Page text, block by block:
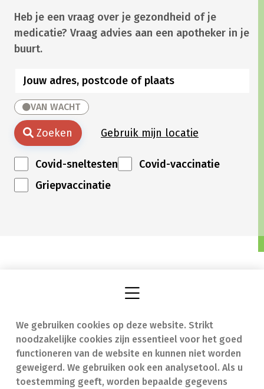
We gebruiken cookies op deze website. Strikt
noodzakelijke cookies zijn essentieel voor het goed
functioneren van de website en kunnen niet worden
geweigerd. We gebruiken ook een analysetool. Als u
toestemming geeft, worden bepaalde gegevens
Heb je een vraag over je gezondheid of je
medicatie? Vraag advies aan een apotheker in je
buurt.
VAN WACHT
Zoeken Gebruik mijn locatie
Covid-sneltesten
Covid-vaccinatie
Griepvaccinatie
Vind een apotheek
Onze expertise
Ziekten
In geval van nood
Contact
Veelgestelde vragen